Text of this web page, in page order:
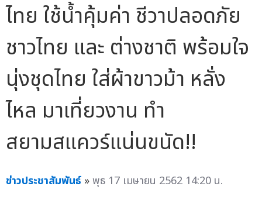
ไทย ใช้น้ำคุ้มค่า ชีวาปลอดภัย
ชาวไทย และ ต่างชาติ พร้อมใจ
นุ่งชุดไทย ใส่ผ้าขาวม้า หลั่ง
ไหล มาเที่ยวงาน ทำ
สยามสแควร์แน่นขนัด!!
ข่าวประชาสัมพันธ์ »พุธ 17 เมษายน 2562 14:20 น.